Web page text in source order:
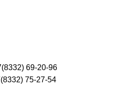
69-20-96
75-27-54